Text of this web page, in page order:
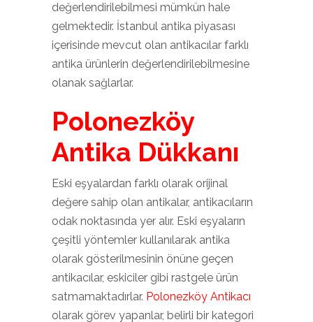
değerlendirilebilmesi mümkün hale
gelmektedir. İstanbul antika piyasası
içerisinde mevcut olan antikacılar farklı
antika ürünlerin değerlendirilebilmesine
olanak sağlarlar.
Polonezköy
Antika Dükkanı
Eski eşyalardan farklı olarak orijinal
değere sahip olan antikalar, antikacıların
odak noktasında yer alır. Eski eşyaların
çeşitli yöntemler kullanılarak antika
olarak gösterilmesinin önüne geçen
antikacılar, eskiciler gibi rastgele ürün
satmamaktadırlar. Polonezköy Antikacı
olarak görev yapanlar, belirli bir kategori